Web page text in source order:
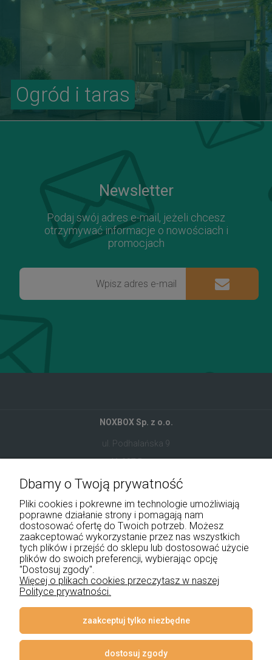
Ogród i taras
Newsletter
Podaj swój adres e-mail, jeżeli chcesz
otrzymywać informacje o nowościach i
promocjach
NOXBOX Sp. z o.o.
ul. Podhalańska 9
41-907 Bytom
+48 534 555 344
sklep@noxbox.pl
Pomoc
Płatności i dostawa
Informacje
Dbamy o Twoją prywatność
Pliki cookies i pokrewne im technologie umożliwiają
poprawne działanie strony i pomagają nam
dostosować ofertę do Twoich potrzeb. Możesz
zaakceptować wykorzystanie przez nas wszystkich
tych plików i przejść do sklepu lub dostosować użycie
plików do swoich preferencji, wybierając opcję
"Dostosuj zgody".
Więcej o plikach cookies przeczytasz w naszej
Polityce prywatności.
zaakceptuj tylko niezbędne
dostosuj zgody